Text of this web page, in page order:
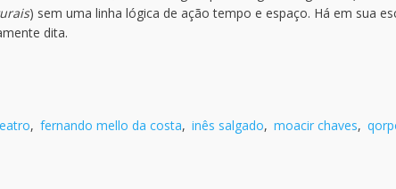
) sem uma linha lógica de ação tempo e espaço. Há em sua
dita.
, fernando mello da costa, inês salgado, moacir chaves,